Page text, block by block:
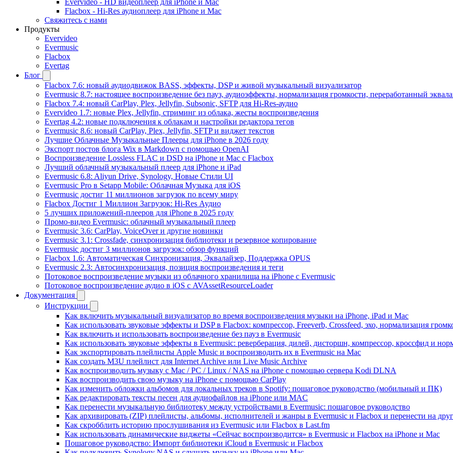
Evervideo - HD видеоплеер для iPhone и Mac
Flacbox - Hi-Res аудиоплеер для iPhone и Mac
Свяжитесь с нами
Продукты
Evervideo
Evermusic
Flacbox
Evertag
Блог
Flacbox 7.6: новый аудиодвижок BASS, эффекты, DSP и живой музыкальный визуализатор
Evermusic 8.7: настоящее воспроизведение без пауз, аудиоэффекты, нормализация громкости, переработанный
Flacbox 7.4: новый CarPlay, Plex, Jellyfin, Subsonic, SFTP для Hi-Res-аудио
Evervideo 1.7: новые Plex, Jellyfin, стриминг из облака, жесты воспроизведения
Evertag 4.2: новые подключения к облакам и настройки редактора тегов
Evermusic 8.6: новый CarPlay, Plex, Jellyfin, SFTP и виджет текстов
Лучшие Облачные Музыкальные Плееры для iPhone в 2026 году
Экспорт постов блога Wix в Markdown с помощью OpenAI
Воспроизведение Lossless FLAC и DSD на iPhone и Mac с Flacbox
Лучший облачный музыкальный плеер для iPhone и iPad
Evermusic 6.8: Aliyun Drive, Synology, Новые Стили UI
Evermusic Pro в Setapp Mobile: Облачная Музыка для iOS
Evermusic достиг 11 миллионов загрузок по всему миру
Flacbox Достиг 1 Миллион Загрузок: Hi-Res Аудио
5 лучших приложений-плееров для iPhone в 2025 году
Промо-видео Evermusic: облачный музыкальный плеер
Evermusic 3.6: CarPlay, VoiceOver и другие новинки
Evermusic 3.1: Crossfade, синхронизация библиотеки и резервное копирование
Evermusic достиг 3 миллионов загрузок: обзор функций
Flacbox 1.6: Автоматическая Синхронизация, Эквалайзер, Поддержка OPUS
Evermusic 2.3: Автосинхронизация, позиция воспроизведения и теги
Потоковое воспроизведение музыки из облачного хранилища на iPhone с Evermusic
Потоковое воспроизведение аудио в iOS с AVAssetResourceLoader
Документация
Инструкции
Как включить музыкальный визуализатор во время воспроизведения музыки на iPhone, iPad и Mac
Как использовать звуковые эффекты и DSP в Flacbox: компрессор, Freeverb, Crossfeed, эхо, нормализация
Как включить и использовать воспроизведение без пауз в Evermusic
Как использовать звуковые эффекты в Evermusic: реверберация, дилей, дисторшн, компрессор, кроссфид и
Как экспортировать плейлисты Apple Music и воспроизводить их в Evermusic на Mac
Как создать M3U плейлист для Internet Archive или Live Music Archive
Как воспроизводить музыку с Mac / PC / Linux / NAS на iPhone с помощью сервера Kodi DLNA
Как воспроизводить свою музыку на iPhone с помощью CarPlay
Как изменить обложки альбомов для локальных треков в Spotify: пошаговое руководство (мобильный и ПК)
Как редактировать тексты песен для аудиофайлов на iPhone или MAC
Как перенести музыкальную библиотеку между устройствами в Evermusic: пошаговое руководство
Как архивировать (ZIP) плейлисты, альбомы, исполнителей и жанры в Evermusic и Flacbox и перенести на
Как скробблить историю прослушивания из Evermusic или Flacbox в Last.fm
Как использовать динамические виджеты «Сейчас воспроизводится» в Evermusic и Flacbox на iPhone и Mac
Пошаговое руководство: Импорт библиотеки iCloud в Evermusic и Flacbox